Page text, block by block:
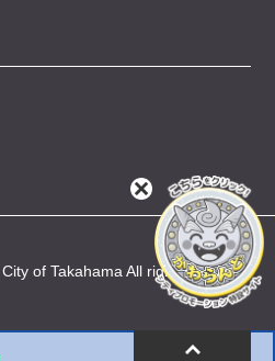
of Takahama All rights reserved
閉
じ